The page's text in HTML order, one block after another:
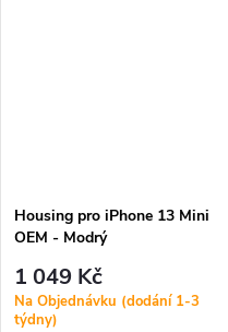
Housing pro iPhone 13 Mini
OEM - Modrý
1 049 Kč
Na Objednávku (dodání 1-3
týdny)